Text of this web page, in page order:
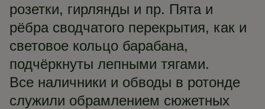
розетки, гирлянды и пр. Пята и
рёбра сводчатого перекрытия, как и
световое кольцо барабана,
подчёркнуты лепными тягами.
Все наличники и обводы в ротонде
служили обрамлением сюжетных